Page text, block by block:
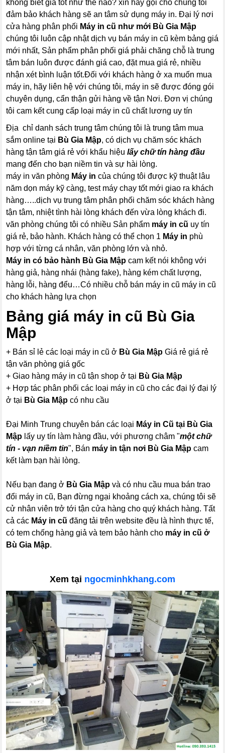
không biết giá tốt như thế nào? xin hãy gọi cho chúng tôi
đảm bảo khách hàng sẽ an tâm sử dụng máy in. Đại lý nơi
cửa hàng phân phối Máy in cũ như mới Bù Gia Mập
chúng tôi luôn cập nhật dịch vụ bán máy in cũ kèm bảng giá
mới nhất, Sản phẩm phân phối giá phải chăng chỗ là trung
tâm bán luôn được đánh giá cao, đặt mua giá rẻ, nhiều
nhận xét bình luận tốt.Đối với khách hàng ở xa muốn mua
máy in, hãy liên hệ với chúng tôi, máy in sẽ được đóng gói
chuyên dụng, cẩn thận gửi hàng về tận Nơi. Đơn vị chúng
tôi cam kết cung cấp loại máy in cũ chất lương uy tín
Địa chỉ danh sách trung tâm chúng tôi là trung tâm mua
sắm online tại Bù Gia Mập, có dịch vụ chăm sóc khách
hàng tận tâm giá rẻ với khẩu hiệulấy chữ tín hàng đầu
mang đến cho bạn niềm tin và sự hài lòng.
máy in văn phòng Máy in của chúng tôi được kỹ thuật lâu
năm dọn máy kỹ càng, test máy chạy tốt mới giao ra khách
hàng…..dịch vụ trung tâm phân phối chăm sóc khách hàng
tận tâm, nhiệt tình hài lòng khách đến vừa lòng khách đi.
văn phòng chúng tôi có nhiều Sản phẩm máy in cũ uy tín
giá rẻ, bảo hành. Khách hàng có thể chọn 1 Máy in phù
hợp với từng cá nhân, văn phòng lớn và nhỏ.
Máy in có bảo hành Bù Gia Mập cam kết nói không với
hàng giả, hàng nhái (hàng fake), hàng kém chất lượng,
hàng lỗi, hàng đểu…Có nhiều chỗ bán máy in cũ máy in cũ
cho khách hàng lựa chọn
Bảng giá máy in cũ Bù Gia
Mập
+ Bán sỉ lẻ các loại máy in cũ ở Bù Gia Mập Giá rẻ giá rẻ
tận văn phòng giá gốc
+ Giao hàng máy in cũ tận shop ở tại Bù Gia Mập
+ Hợp tác phân phối các loại máy in cũ cho các đại lý đại lý
ở tại Bù Gia Mập có nhu cầu
Đại Minh Trung chuyên bán các loại Máy in Cũ tại Bù Gia
Mập lấy uy tín làm hàng đầu, với phương châm "một chữ
tín - vạn niềm tin", Bán máy in tận nơi Bù Gia Mập cam
kết làm bạn hài lòng.
Nếu bạn đang ở Bù Gia Mập và có nhu cầu mua bán trao
đổi máy in cũ, Bạn đừng ngại khoảng cách xa, chúng tôi sẽ
cử nhân viên trở tới tận cửa hàng cho quý khách hàng. Tất
cả các Máy in cũ đăng tải trên website đều là hình thực tế,
có tem chống hàng giả và tem bảo hành cho máy in cũ ở
Bù Gia Mập.
Xem tại ngocminhkhang.com